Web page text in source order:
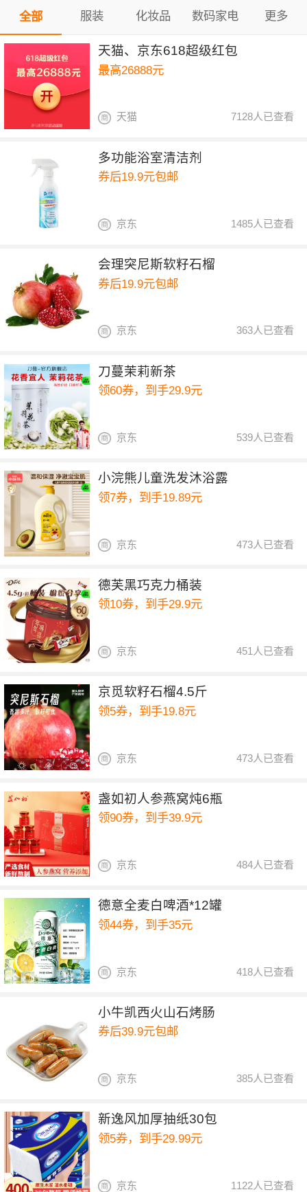
全部 服装 化妆品 数码家电 更多
天猫、京东618超级红包
最高26888元
7128人已查看
天猫
多功能浴室清洁剂
券后19.9元包邮
1485人已查看
京东
会理突尼斯软籽石榴
券后19.9元包邮
363人已查看
京东
刀蔓茉莉新茶
领60券，到手29.9元
539人已查看
京东
小浣熊儿童洗发沐浴露
领7券，到手19.89元
473人已查看
京东
德芙黑巧克力桶装
领10券，到手29.9元
451人已查看
京东
京觅软籽石榴4.5斤
领5券，到手19.8元
473人已查看
京东
盏如初人参燕窝炖6瓶
领90券，到手39.9元
484人已查看
京东
德意全麦白啤酒*12罐
领44券，到手35元
418人已查看
京东
小牛凯西火山石烤肠
券后39.9元包邮
385人已查看
京东
新逸风加厚抽纸30包
领5券，到手29.99元
1122人已查看
京东